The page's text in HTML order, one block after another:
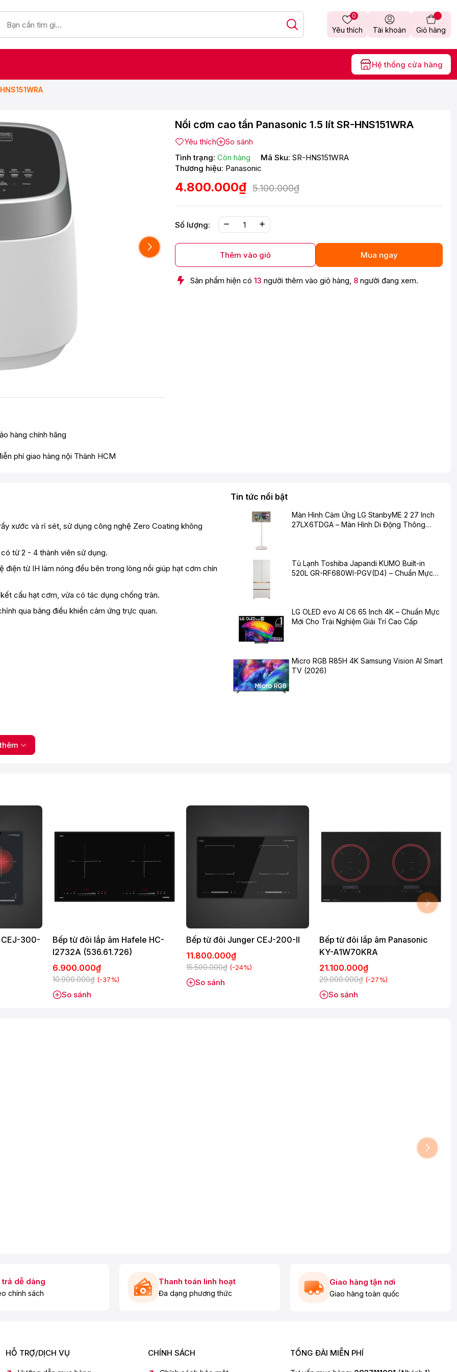
Yêu thích
0
Tài khoản Giỏ hàng
Hệ thống cửa hàng
hàng chính hãng
phí giao hàng nội Thành HCM
Nồi cơm cao tần Panasonic 1.5 lít SR-HNS151WRA
Yêu thích
So sánh
Tình trạng: Còn hàng Mã Sku: SR-HNS151WRA
Thương hiệu: Panasonic
4.800.000₫ 5.100.000₫
Số lượng:
Thêm vào giỏ Mua ngay
Sản phẩm hiện có 13 người thêm vào giỏ hàng, 8 người đang xem.
xước và rỉ sét, sử dụng công nghệ Zero Coating không
từ 2 - 4 thành viên sử dụng.
điện từ IH làm nóng đều bên trong lòng nồi giúp hạt cơm chín
cấu hạt cơm, vừa có tác dụng chống tràn.
qua bảng điều khiển cảm ứng trực quan.
lứtGạo hạt ngắnGiữ ấmCháoNấu nhanh/Hạt QuinoaTăng
nấuCảm biến thông minh Triple AI
Tin tức nổi bật
Màn Hình Cảm Ứng LG StanbyME 2 27 Inch
27LX6TDGA – Màn Hình Di Động Thông
Tủ Lạnh Toshiba Japandi KUMO Built-in
520L GR-RF680WI-PGV(D4) – Chuẩn Mực
LG OLED evo AI C6 65 Inch 4K – Chuẩn Mực
Mới Cho Trải Nghiệm Giải Trí Cao Cấp
Micro RGB R85H 4K Samsung Vision AI Smart
TV (2026)
CEJ-300-
Bếp từ đôi lắp âm Hafele HC-
I2732A (536.61.726)
6.900.000₫
10.900.000₫ (-37%)
So sánh
Bếp từ đôi Junger CEJ-200-II
11.800.000₫
15.500.000₫ (-24%)
So sánh
Bếp từ đôi lắp âm Panasonic
KY-A1W70KRA
21.100.000₫
29.000.000₫ (-27%)
So sánh
dễ dàng
chính sách
Thanh toán linh hoạt
Đa dạng phương thức
Giao hàng tận nơi
Giao hàng toàn quốc
HỖ TRỢ/DỊCH VỤ CHÍNH SÁCH TỔNG ĐÀI MIỄN PHÍ